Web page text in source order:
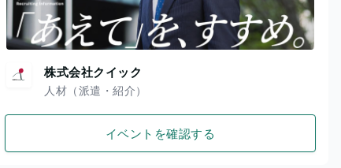
株式会社クイック
人材（派遣・紹介）
イベントを確認する